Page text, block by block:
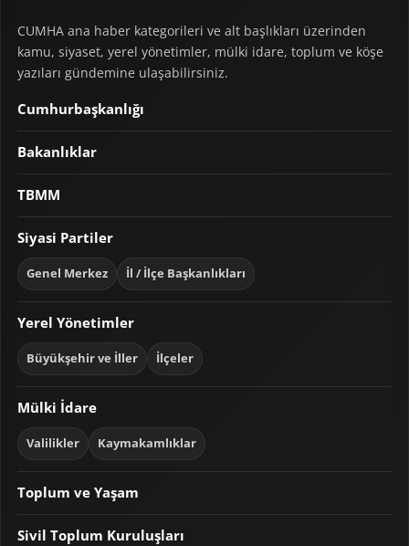
CUMHA ana haber kategorileri ve alt başlıkları üzerinden
kamu, siyaset, yerel yönetimler, mülki idare, toplum ve köşe
yazıları gündemine ulaşabilirsiniz.
Cumhurbaşkanlığı
Bakanlıklar
TBMM
Siyasi Partiler
Genel Merkez İl / İlçe Başkanlıkları
Yerel Yönetimler
Büyükşehir ve İller İlçeler
Mülki İdare
Valilikler Kaymakamlıklar
Toplum ve Yaşam
Sivil Toplum Kuruluşları